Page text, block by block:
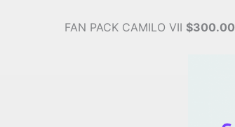
FAN PACK CAMILO VII $300.00